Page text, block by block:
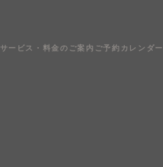
サービス・料金のご案内 ご予約カレンダー